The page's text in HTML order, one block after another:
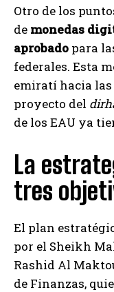
Otro de los
de monedas
aprobado para
federales. Esta
emiratí hacia
proyecto del
de los EAU ya
La
tres
El plan
por el Sheikh
Rashid Al
de Finanzas,